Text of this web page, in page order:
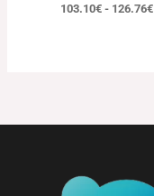
103.10€ - 126.76€